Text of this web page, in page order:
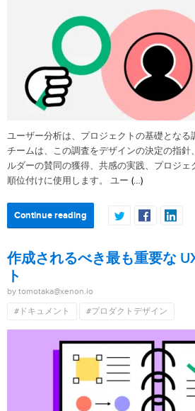
ユーザー分析は、プロジェクトの基礎となる
チームは、この調査をデザインの決定の指針
ルダーの賛同の獲得、共感の実践、プロジ
順位付けに使用します。 ユー (…)
Continue reading
作成されるべき最も重要な
ト
by tomotaka@xenon.io
#ドキュメント
#プロダクトデザイン